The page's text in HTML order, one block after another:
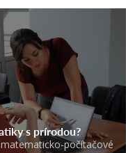
s prírodou?
počítačové